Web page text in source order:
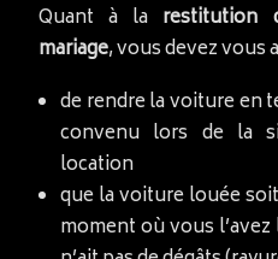
Quant à la restitution
mariage, vous devez vous
de rendre la voiture en
convenu lors de la
location
que la voiture louée
moment où vous